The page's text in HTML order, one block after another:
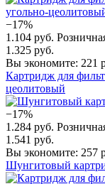
−17%
1.104 руб.
1.325 руб.
Вы экономите: 221
Картридж для
цеолитовый
−17%
1.284 руб.
1.541 руб.
Вы экономите: 257
Шунгитовый